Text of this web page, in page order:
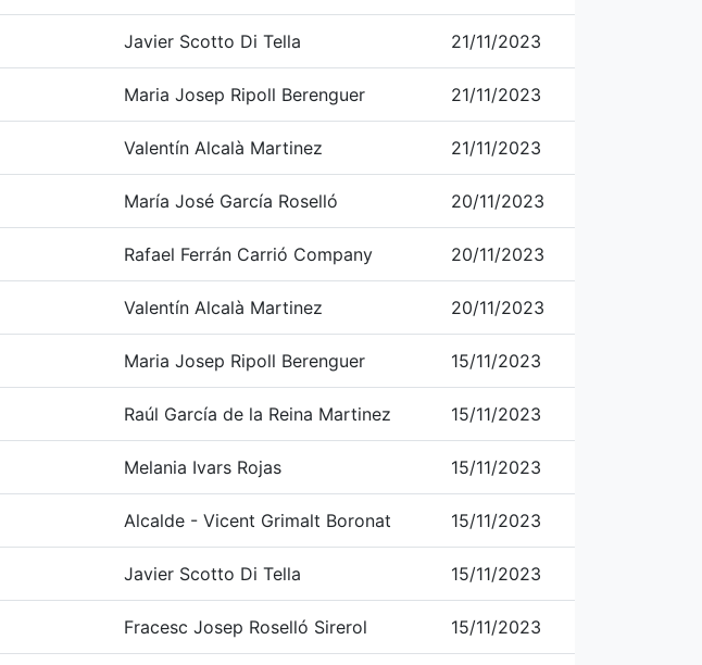
Javier Scotto Di Tella 21/11/2023
Maria Josep Ripoll Berenguer 21/11/2023
Valentín Alcalà Martinez 21/11/2023
María José García Roselló 20/11/2023
Rafael Ferrán Carrió Company 20/11/2023
Valentín Alcalà Martinez 20/11/2023
Maria Josep Ripoll Berenguer 15/11/2023
Raúl García de la Reina Martinez 15/11/2023
Melania Ivars Rojas 15/11/2023
Alcalde - Vicent Grimalt Boronat 15/11/2023
Javier Scotto Di Tella 15/11/2023
Fracesc Josep Roselló Sirerol 15/11/2023